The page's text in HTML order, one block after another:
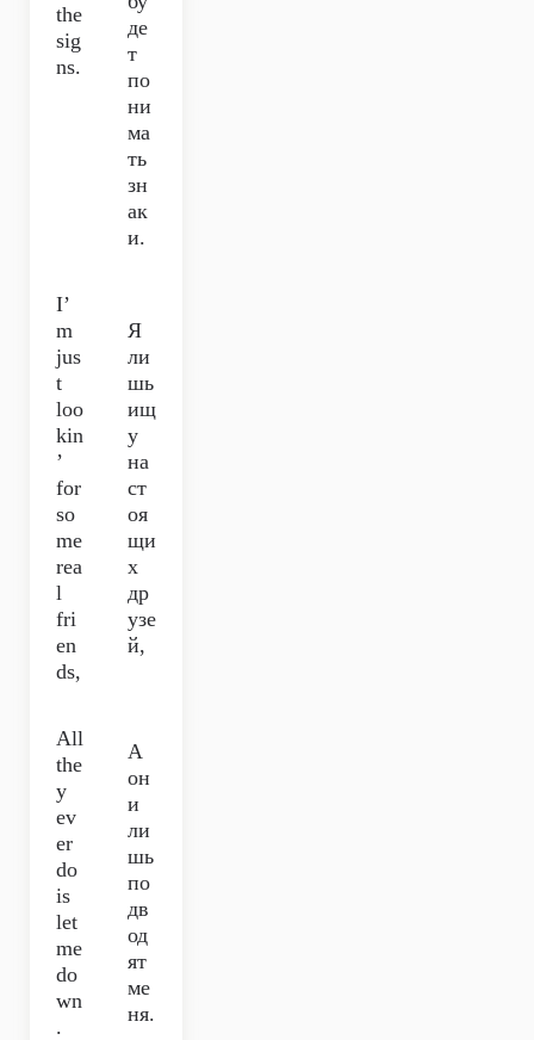
the
sig
ns.
де
т
по
ни
ма
ть
зн
ак
и.
I’
m
jus
t
loo
kin
’
for
so
me
rea
l
fri
en
ds,
Я
ли
шь
ищ
у
на
ст
оя
щи
х
др
узе
й,
All
the
y
ev
er
do
is
let
me
do
wn
.
А
он
и
ли
шь
по
дв
од
ят
ме
ня.